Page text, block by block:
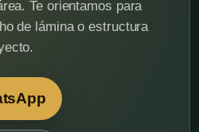
Te orientamos para
de lámina o estructura